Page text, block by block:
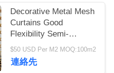
Decorative Metal Mesh
Curtains Good
Flexibility Semi-
transparent For Your
High-class Decorative
Purpose
$50 USD Per M2 MOQ:100m2
連絡先